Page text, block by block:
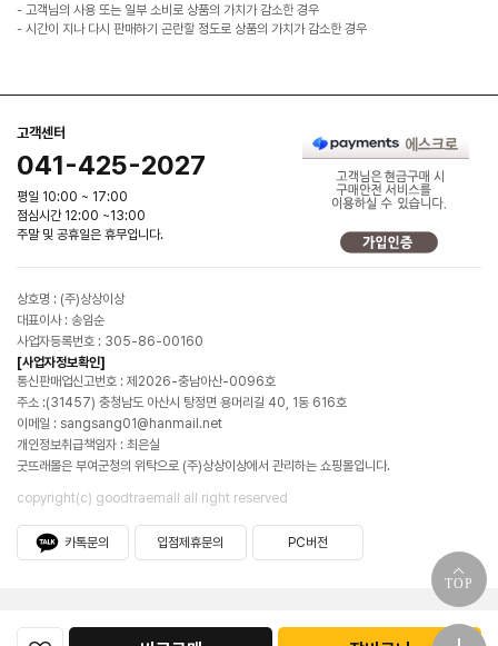
- 고객님의 사용 또는 일부 소비로 상품의 가치가 감소한 경우
- 시간이 지나 다시 판매하기 곤란할 정도로 상품의 가치가 감소한 경우
고객센터
041-425-2027
평일 10:00 ~ 17:00
점심시간 12:00 ~13:00
주말 및 공휴일은 휴무입니다.
상호명 : (주)상상이상
대표이사 : 송임순
사업자등록번호 : 305-86-00160
[사업자정보확인]
통신판매업신고번호 : 제2026-충남아산-0096호
주소 :(31457) 충청남도 아산시 탕정면 용머리길 40, 1동 616호
이메일 : sangsang01@hanmail.net
개인정보취급책임자 : 최은실
굿뜨래몰은 부여군청의 위탁으로 (주)상상이상에서 관리하는 쇼핑몰입니다.
copyright(c) goodtraemall all right reserved
카톡문의 입점제휴문의 PC버전
TOP